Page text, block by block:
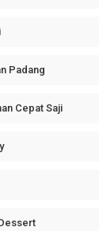
Padang
Cepat Saji